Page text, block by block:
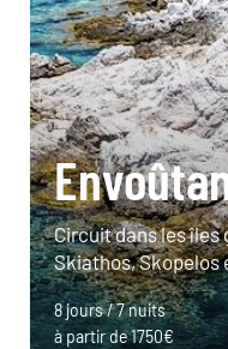
Circuit dans les îles
Skiathos, Skopelos
8 jours / 7 nuits
à partir de 1750€